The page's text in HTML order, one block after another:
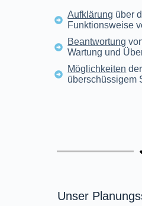
Aufklärung über
Funktionsweise
Beantwortung
Wartung und
Möglichkeiten
überschüssigem
Unser